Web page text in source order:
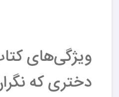
ویژگی‌های
دختری که